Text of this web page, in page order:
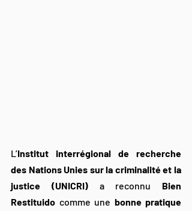
L’Institut interrégional de recherche
des Nations Unies sur la criminalité et la
justice (UNICRI) a reconnu Bien
Restituido comme une bonne pratique